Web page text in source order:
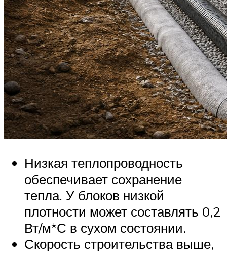
Низкая теплопроводность
обеспечивает сохранение
тепла. У блоков низкой
плотности может составлять 0,2
Вт/м*С в сухом состоянии.
Скорость строительства выше,